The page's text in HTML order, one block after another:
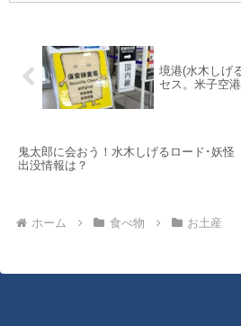
境港(水木しげ
セス。米子空
鬼太郎に会おう！水木しげるロード･妖怪
出没情報は？
ホーム 食べ物 お土産